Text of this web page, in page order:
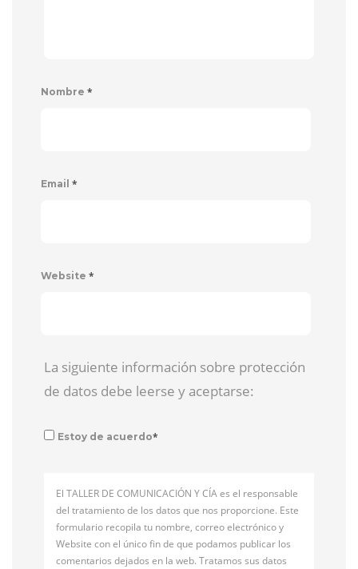
Nombre *
Email *
Website *
La siguiente información sobre protección
de datos debe leerse y aceptarse:
Estoy de acuerdo*
El TALLER DE COMUNICACIÓN Y CÍA es el responsable
del tratamiento de los datos que nos proporcione. Este
formulario recopila tu nombre, correo electrónico y
Website con el único fin de que podamos publicar los
comentarios dejados en la web. Tratamos sus datos